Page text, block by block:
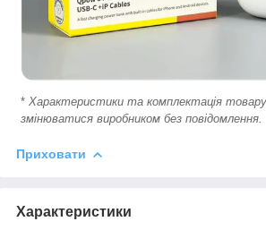
* Характеристики та комплектація
змінюватися виробником без повідомлення.
Приховати
Характеристики